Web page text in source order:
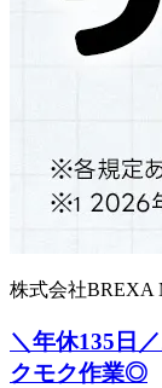
株式会社BREXA
＼年休135日
クモク作業◎